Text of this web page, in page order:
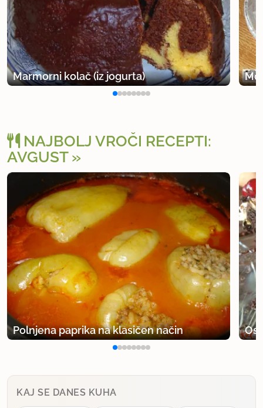
Marmorni kolač (iz jogurta)
NAJBOLJ VROČI RECEPTI:
AVGUST
Polnjena paprika na klasičen način
KAJ SE DANES KUHA